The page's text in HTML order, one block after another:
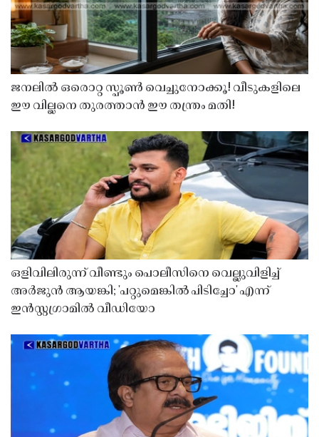
ജനലിൽ ഒരൊറ്റ സ്പൂൺ വെച്ചുനോക്കൂ! വീടുകളിലെ
ഈ വില്ലനെ തുരത്താൻ ഈ തന്ത്രം മതി!
ഒളിവിലിരുന്ന് വീണ്ടും പൊലീസിനെ വെല്ലുവിളിച്ച്
അർജുൻ ആയങ്കി; 'പറ്റുമെങ്കിൽ പിടിച്ചോ' എന്ന്
ഇൻസ്റ്റഗ്രാമിൽ വീഡിയോ